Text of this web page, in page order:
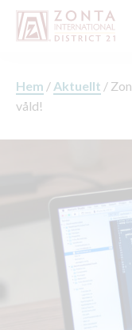
Hem / Aktuellt /
våld!